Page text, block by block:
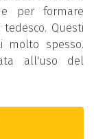
per formare
Questi
molto spesso.
all'uso del